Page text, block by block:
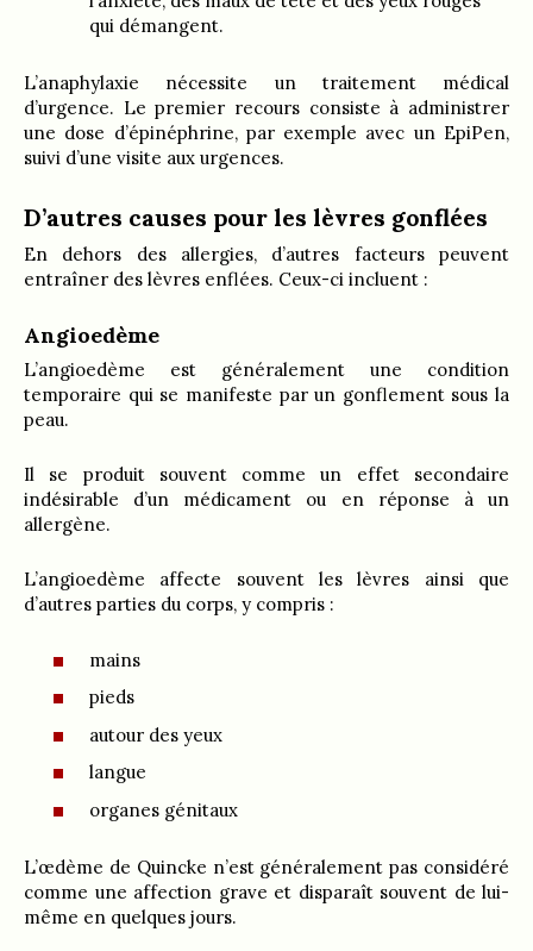
qui démangent.
L’anaphylaxie nécessite un traitement médical
d’urgence. Le premier recours consiste à administrer
une dose d’épinéphrine, par exemple avec un EpiPen,
suivi d’une visite aux urgences.
D’autres causes pour les lèvres gonflées
En dehors des allergies, d’autres facteurs peuvent
entraîner des lèvres enflées. Ceux-ci incluent :
Angioedème
L’angioedème est généralement une condition
temporaire qui se manifeste par un gonflement sous la
peau.
Il se produit souvent comme un effet secondaire
indésirable d’un médicament ou en réponse à un
allergène.
L’angioedème affecte souvent les lèvres ainsi que
d’autres parties du corps, y compris :
mains
pieds
autour des yeux
langue
organes génitaux
L’œdème de Quincke n’est généralement pas considéré
comme une affection grave et disparaît souvent de lui-
même en quelques jours.